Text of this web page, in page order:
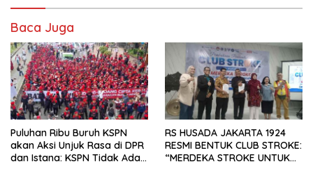
Baca Juga
Puluhan Ribu Buruh KSPN
akan Aksi Unjuk Rasa di DPR
dan Istana: KSPN Tidak Ada
RS HUSADA JAKARTA 1924
RESMI BENTUK CLUB STROKE:
“MERDEKA STROKE UNTUK